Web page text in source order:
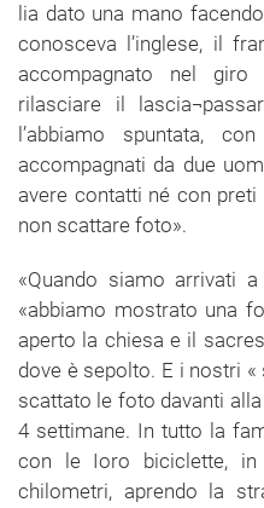
lia dato una mano
conosceva l’inglese, il
accompagnato nel
rilasciare il
l’abbiamo spuntata,
accompagnati da due
avere contatti né con
non scattare foto».
«Quando siamo arrivati a
«abbiamo mostrato una
aperto la chiesa e il
dove è sepolto. E i nostri
scattato le foto davanti
4 settimane. In tutto la
con le Ioro biciclette,
chilometri, aprendo la